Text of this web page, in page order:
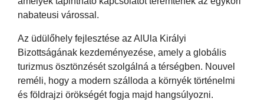
nabateusi várossal.
Az üdülőhely fejlesztése az AlUla Királyi
Bizottságának kezdeményezése, amely a globális
turizmus ösztönzését szolgálná a térségben. Nouvel
reméli, hogy a modern szálloda a környék történelmi
és földrajzi örökségét fogja majd hangsúlyozni.